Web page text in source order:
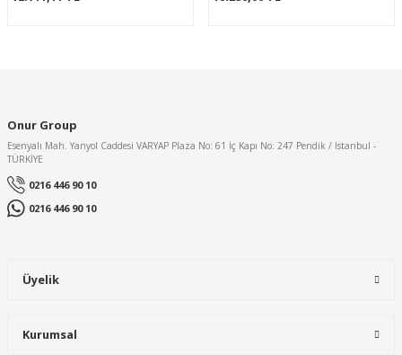
Onur Group
Esenyalı Mah. Yanyol Caddesi VARYAP Plaza No: 61 İç Kapı No: 247 Pendik / Istanbul -
TÜRKİYE
0216 446 90 10
0216 446 90 10
Üyelik
Kurumsal